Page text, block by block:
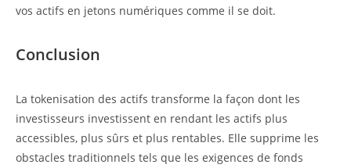
vos actifs en jetons numériques comme il se doit.
Conclusion
La tokenisation des actifs transforme la façon dont les
investisseurs investissent en rendant les actifs plus
accessibles, plus sûrs et plus rentables. Elle supprime les
obstacles traditionnels tels que les exigences de fonds